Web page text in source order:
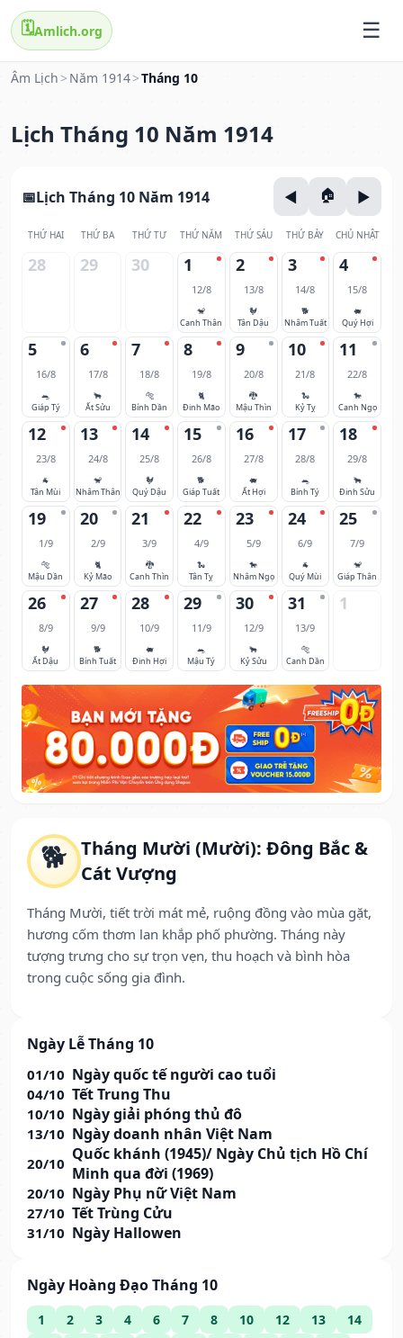
🗓️Amlich.org
Âm Lịch > Năm 1914>Tháng 10
Lịch Tháng 10 Năm 1914
🐕 Tháng Mười (Mười): Đông Bắc &
Cát Vượng
Tháng Mười, tiết trời mát mẻ, ruộng đồng vào mùa gặt,
hương cốm thơm lan khắp phố phường. Tháng này
tượng trưng cho sự trọn vẹn, thu hoạch và bình hòa
trong cuộc sống gia đình.
Ngày Lễ Tháng 10
01/10 Ngày quốc tế người cao tuổi
04/10 Tết Trung Thu
10/10 Ngày giải phóng thủ đô
13/10 Ngày doanh nhân Việt Nam
20/10 Quốc khánh (1945)/ Ngày Chủ tịch Hồ Chí
Minh qua đời (1969)
20/10 Ngày Phụ nữ Việt Nam
27/10 Tết Trùng Cửu
31/10 Ngày Hallowen
Ngày Hoàng Đạo Tháng 10
1 2 3 4 6 7 8 10 12 13
14
Lịch Tháng 10 Năm 1914
THỨ HAI THỨ BA THỨ TƯ THỨ NĂM THỨ SÁU THỨ BẢY CHỦ NHẬT
28 29 30 1
12/8
🐒
Canh Thân
2
13/8
🐓
Tân Dậu
3
14/8
🐕
Nhâm Tuất
4
15/8
🐖
Quý Hợi
5
16/8
🐀
Giáp Tý
6
17/8
🐂
Ất Sửu
7
18/8
🐅
Bính Dần
8
19/8
🐈
Đinh Mão
9
20/8
🐉
Mậu Thìn
10
21/8
🐍
Kỷ Tỵ
11
22/8
🐎
Canh Ngọ
12
23/8
🐐
Tân Mùi
13
24/8
🐒
Nhâm Thân
14
25/8
🐓
Quý Dậu
15
26/8
🐕
Giáp Tuất
16
27/8
🐖
Ất Hợi
17
28/8
🐀
Bính Tý
18
29/8
🐂
Đinh Sửu
19
1/9
🐅
Mậu Dần
20
2/9
🐈
Kỷ Mão
21
3/9
🐉
Canh Thìn
22
4/9
🐍
Tân Tỵ
23
5/9
🐎
Nhâm Ngọ
24
6/9
🐐
Quý Mùi
25
7/9
🐒
Giáp Thân
26
8/9
🐓
Ất Dậu
27
9/9
🐕
Bính Tuất
28
10/9
🐖
Đinh Hợi
29
11/9
🐀
Mậu Tý
30
12/9
🐂
Kỷ Sửu
31
13/9
🐅
Canh Dần
1